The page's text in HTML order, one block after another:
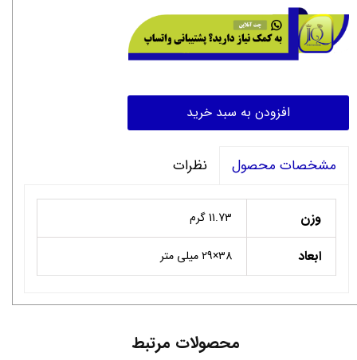
افزودن به سبد خرید
مشخصات محصول نظرات
وزن 11.73 گرم
ابعاد ۳8×۲9 میلی متر
محصولات مرتبط